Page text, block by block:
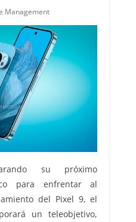
Management
su próximo
para enfrentar al
del Pixel 9, el
un teleobjetivo,